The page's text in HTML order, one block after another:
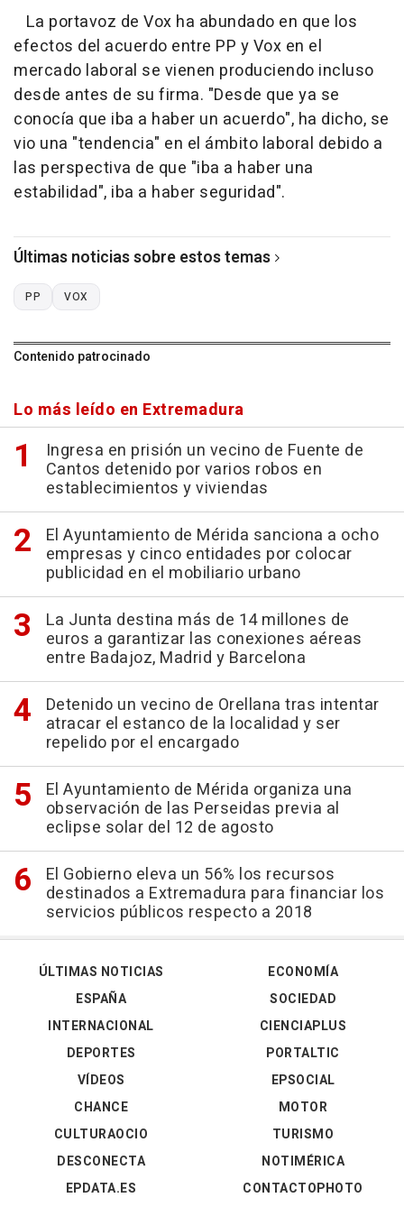
La portavoz de Vox ha abundado en que los
efectos del acuerdo entre PP y Vox en el
mercado laboral se vienen produciendo incluso
desde antes de su firma. "Desde que ya se
conocía que iba a haber un acuerdo", ha dicho, se
vio una "tendencia" en el ámbito laboral debido a
las perspectiva de que "iba a haber una
estabilidad", iba a haber seguridad".
Últimas noticias sobre estos temas
PP VOX
Contenido patrocinado
Lo más leído en Extremadura
Ingresa en prisión un vecino de Fuente de
Cantos detenido por varios robos en
establecimientos y viviendas
El Ayuntamiento de Mérida sanciona a ocho
empresas y cinco entidades por colocar
publicidad en el mobiliario urbano
La Junta destina más de 14 millones de
euros a garantizar las conexiones aéreas
entre Badajoz, Madrid y Barcelona
Detenido un vecino de Orellana tras intentar
atracar el estanco de la localidad y ser
repelido por el encargado
El Ayuntamiento de Mérida organiza una
observación de las Perseidas previa al
eclipse solar del 12 de agosto
El Gobierno eleva un 56% los recursos
destinados a Extremadura para financiar los
servicios públicos respecto a 2018
ÚLTIMAS NOTICIAS
ESPAÑA
INTERNACIONAL
DEPORTES
VÍDEOS
ECONOMÍA
SOCIEDAD
CIENCIAPLUS
PORTALTIC
EPSOCIAL
CHANCE
CULTURAOCIO
DESCONECTA
EPDATA.ES
MOTOR
TURISMO
NOTIMÉRICA
CONTACTOPHOTO